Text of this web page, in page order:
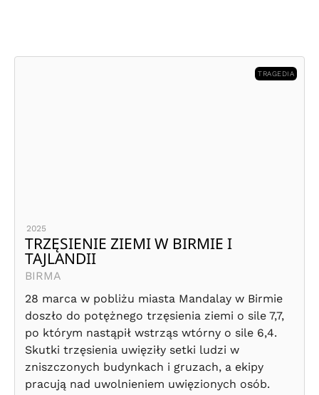
TRAGEDIA
2025
TRZĘSIENIE ZIEMI W BIRMIE I
TAJLANDII
BIRMA
28 marca w pobliżu miasta Mandalay w Birmie
doszło do potężnego trzęsienia ziemi o sile 7,7,
po którym nastąpił wstrząs wtórny o sile 6,4.
Skutki trzęsienia uwięziły setki ludzi w
zniszczonych budynkach i gruzach, a ekipy
pracują nad uwolnieniem uwięzionych osób.